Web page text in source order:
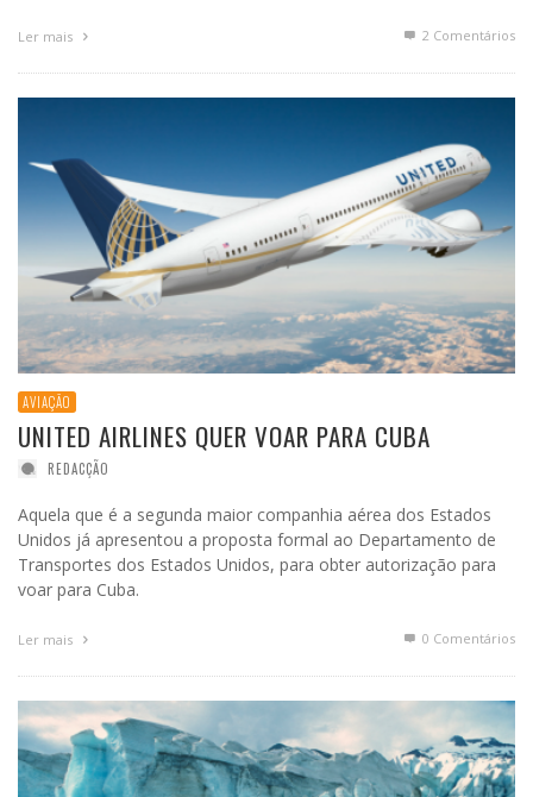
Ler mais 2 Comentários
AVIAÇÃO
UNITED AIRLINES QUER VOAR PARA CUBA
REDACÇÃO
Aquela que é a segunda maior companhia aérea dos Estados
Unidos já apresentou a proposta formal ao Departamento de
Transportes dos Estados Unidos, para obter autorização para
voar para Cuba.
Ler mais 0 Comentários